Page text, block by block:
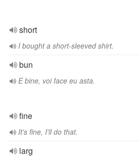
short
I bought a short-sleeved shirt.
bun
E bine, voi face eu asta.
fine
It's fine, I'll do that.
larg